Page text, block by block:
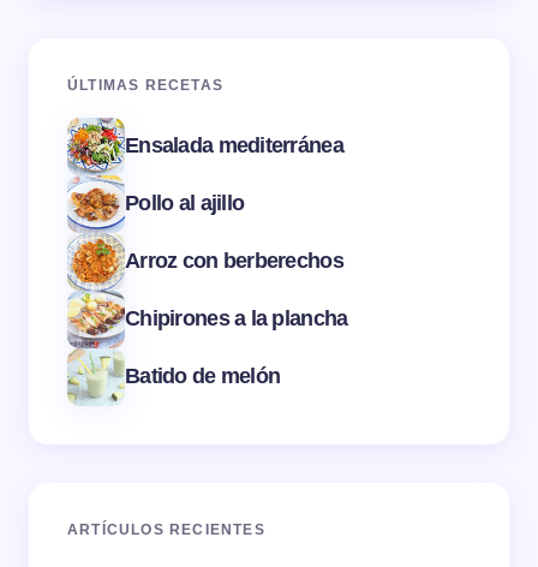
ÚLTIMAS RECETAS
Ensalada mediterránea
Pollo al ajillo
Arroz con berberechos
Chipirones a la plancha
Batido de melón
ARTÍCULOS RECIENTES